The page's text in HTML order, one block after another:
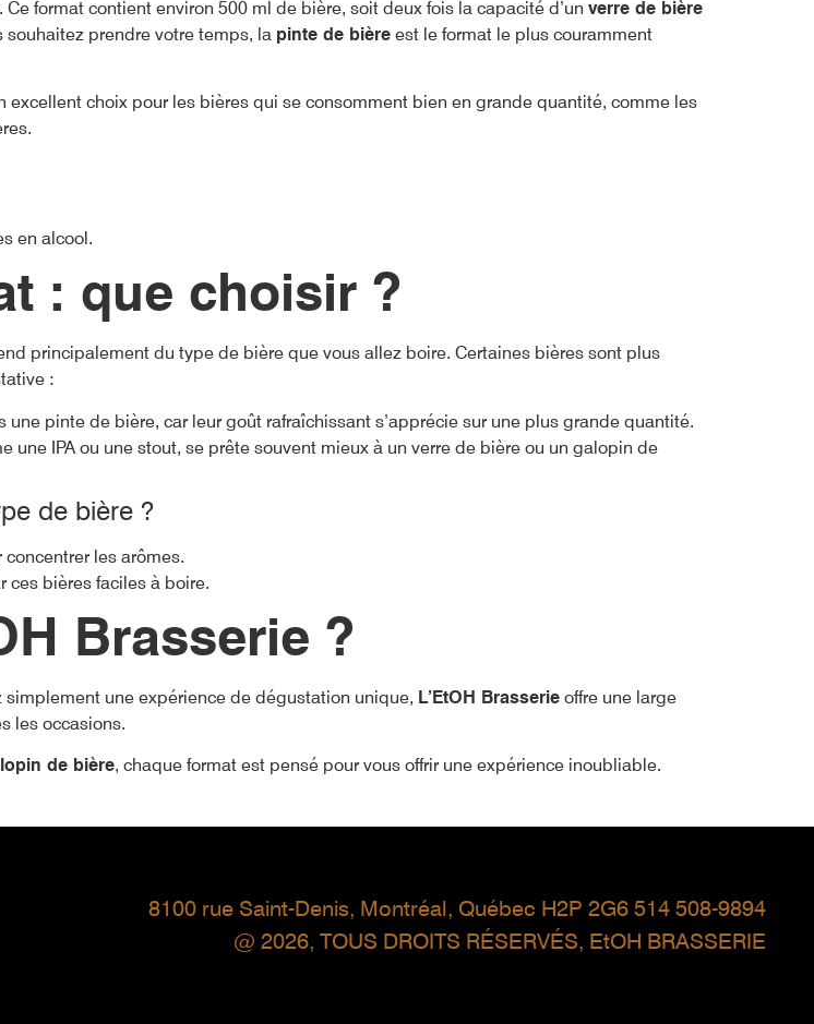
format contient environ 500 ml de bière, soit deux fois la capacité d’un verre de bière
prendre votre temps, la pinte de bière est le format le plus couramment
excellent choix pour les bières qui se consomment bien en grande quantité, comme les
en alcool.
: que choisir ?
principalement du type de bière que vous allez boire. Certaines bières sont plus
:
pinte de bière, car leur goût rafraîchissant s’apprécie sur une plus grande quantité.
une IPA ou une stout, se prête souvent mieux à un verre de bière ou un galopin de
de bière ?
les arômes.
ces bières faciles à boire.
Brasserie ?
une expérience de dégustation unique, L’EtOH Brasserie offre une large
les occasions.
de bière, chaque format est pensé pour vous offrir une expérience inoubliable.
8100 rue Saint-Denis, Montréal, Québec H2P 2G6 514 508-9894
@ 2026, TOUS DROITS RÉSERVÉS, EtOH BRASSERIE